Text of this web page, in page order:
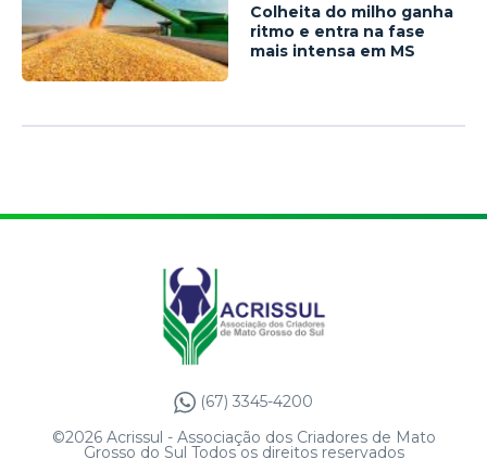
Colheita do milho ganha
ritmo e entra na fase
mais intensa em MS
(67) 3345-4200
©2026 Acrissul - Associação dos Criadores de Mato
Grosso do Sul Todos os direitos reservados